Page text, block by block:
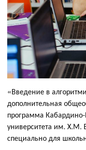
«Введение в
дополнительная
программа Кабардино-
университета им. Х.М.
специально для